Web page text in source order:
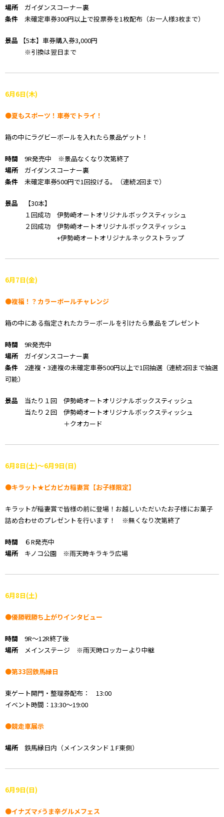
場所ガイダンスコーナー裏
条件 未確定車券300円以上で投票券を1枚配布（お一人様3枚まで）
景品 【5本】車券購入券3,000円
※引換は翌日まで
6月6日(木)
●夏もスポーツ！車券でトライ！
箱の中にラグビーボールを入れたら景品ゲット！
時間 9R発売中 ※景品なくなり次第終了
場所ガイダンスコーナー裏
条件 未確定車券500円で1回投げる。（連続2回まで）
景品 【30本】
１回成功 伊勢崎オートオリジナルボックスティッシュ
２回成功 伊勢崎オートオリジナルボックスティッシュ
+伊勢崎オートオリジナルネックストラップ
6月7日(金)
●複福！？カラーボールチャレンジ
箱の中にある指定されたカラーボールを引けたら景品をプレゼント
時間 9R発売中
場所ガイダンスコーナー裏
条件 2連複・3連複の未確定車券500円以上で1回抽選（連続2回まで抽選
可能）
景品 当たり１回 伊勢崎オートオリジナルボックスティッシュ
当たり２回 伊勢崎オートオリジナルボックスティッシュ
＋クオカード
6月8日(土)～6月9日(日)
●キラット★ピカピカ稲妻賞【お子様限定】
キラットが稲妻賞で皆様の前に登場！お越しいただいたお子様にお菓子
詰め合わせのプレゼントを行います！ ※無くなり次第終了
時間 ６R発売中
場所キノコ公園 ※雨天時キラキラ広場
6月8日(土)
●優勝戦勝ち上がりインタビュー
時間 9R～12R終了後
場所メインステージ ※雨天時ロッカーより中継
●第33回鉄馬縁日
東ゲート開門・整理券配布： 13:00
イベント時間：13:30～19:00
●競走車展示
場所鉄馬縁日内（メインスタンド１F東側）
6月9日(日)
●イナズマ⚡うま辛グルメフェス